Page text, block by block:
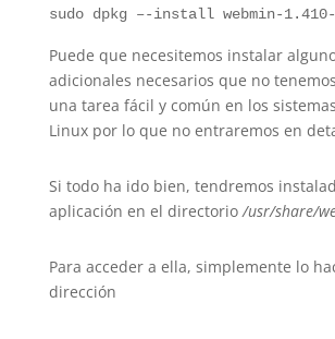
sudo dpkg –-install webmin-
Puede que necesitemos instalar
adicionales necesarios que no
una tarea fácil y común en los
Linux por lo que no entraremos en
Si todo ha ido bien, tendremos
aplicación en el directorio/usr/share/
Para acceder a ella, simplemente lo
dirección